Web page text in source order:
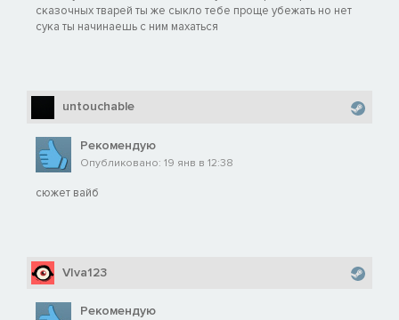
сказочных тварей ты же сыкло тебе проще убежать но нет
сука ты начинаешь с ним махаться
untouchable
Рекомендую
Опубликовано: 19 янв в 12:38
сюжет вайб
VIva123
Рекомендую